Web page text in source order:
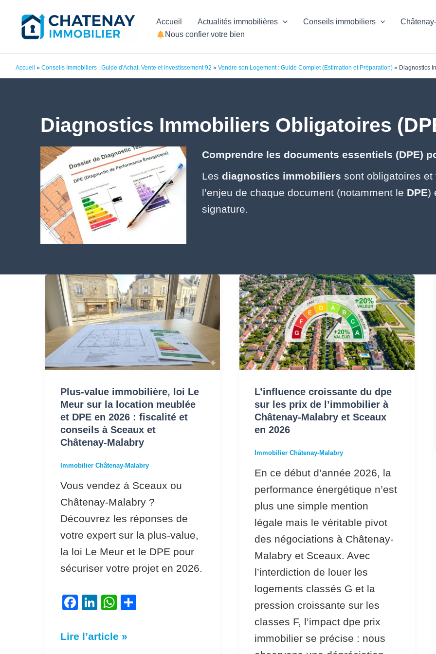
contenu
Accueil Actualités immobilières Conseils immobiliers
Nous confier votre bien
Accueil » Conseils Immobiliers : Guide d'Achat, Vente et Investissement 92 » Vendre son Logement : Guide Complet (Estimation et Préparation) » Diagnostics
Diagnostics Immobiliers Obligatoires
Comprendre les documents essentiels (DPE)
Les diagnostics immobiliers sont obligatoires
l’enjeu de chaque document (notamment le DPE)
signature.
Plus-value immobilière, loi Le
Meur sur la location meublée
et DPE en 2026 : fiscalité et
conseils à Sceaux et
Châtenay-Malabry
Immobilier Châtenay-Malabry
Vous vendez à Sceaux ou
Châtenay-Malabry ?
Découvrez les réponses de
votre expert sur la plus-value,
la loi Le Meur et le DPE pour
sécuriser votre projet en 2026.
F
c
Li
k
W
at
Plus-
value
immobilière,
loi
Le
Meur
la
location
meublée
et
DPE
en
2026 :
fiscalité
conseils
et
Châtenay-
Lire l’article »
L’influence croissante du dpe
sur les prix de l’immobilier à
Châtenay-Malabry et Sceaux
en 2026
Immobilier Châtenay-Malabry
En ce début d’année 2026, la
performance énergétique n’est
plus une simple mention
légale mais le véritable pivot
des négociations à Châtenay-
Malabry et Sceaux. Avec
l’interdiction de louer les
logements classés G et la
pression croissante sur les
classes F, l’impact dpe prix
immobilier se précise : nous
L’influence
croissante
du
dpe
sur
les
de
l’immobilier
à
Châtenay-
Sceaux
en
2026